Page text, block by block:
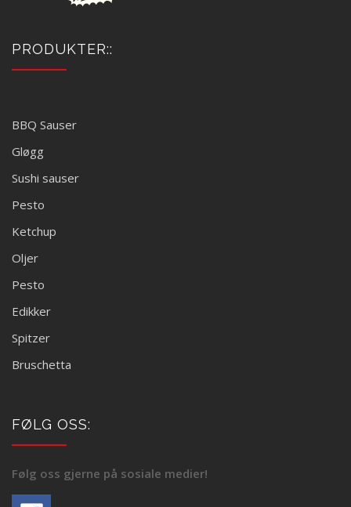
PRODUKTER::
BBQ Sauser
Gløgg
Sushi sauser
Pesto
Ketchup
Oljer
Pesto
Edikker
Spitzer
Bruschetta
FØLG OSS:
Følg oss gjerne på sosiale medier!